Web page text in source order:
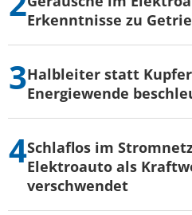
Erkenntnisse zu
Halbleiter statt
Energiewende
Schlaflos im
Elektroauto als
verschwendet